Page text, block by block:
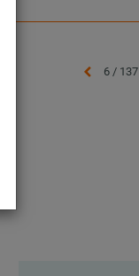
6 / 137